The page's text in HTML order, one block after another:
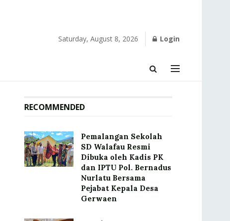
Saturday, August 8, 2026 Login
RECOMMENDED
Pemalangan Sekolah
SD Walafau Resmi
Dibuka oleh Kadis PK
dan IPTU Pol. Bernadus
Nurlatu Bersama
Pejabat Kepala Desa
Gerwaen